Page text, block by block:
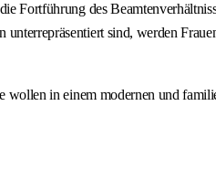
Fortführung des
sind, werden
wollen in einem modernen und